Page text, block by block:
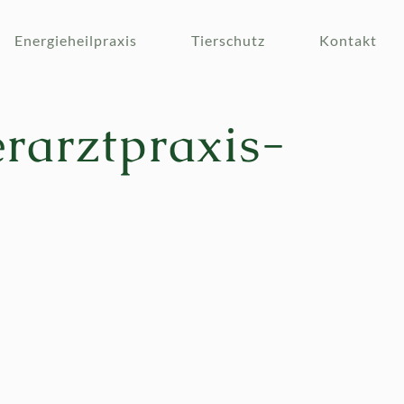
Energieheilpraxis Tierschutz Kontakt